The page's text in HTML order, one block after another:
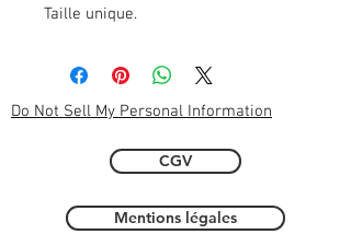
Taille unique.
Do Not Sell My Personal Information
CGV
Mentions légales